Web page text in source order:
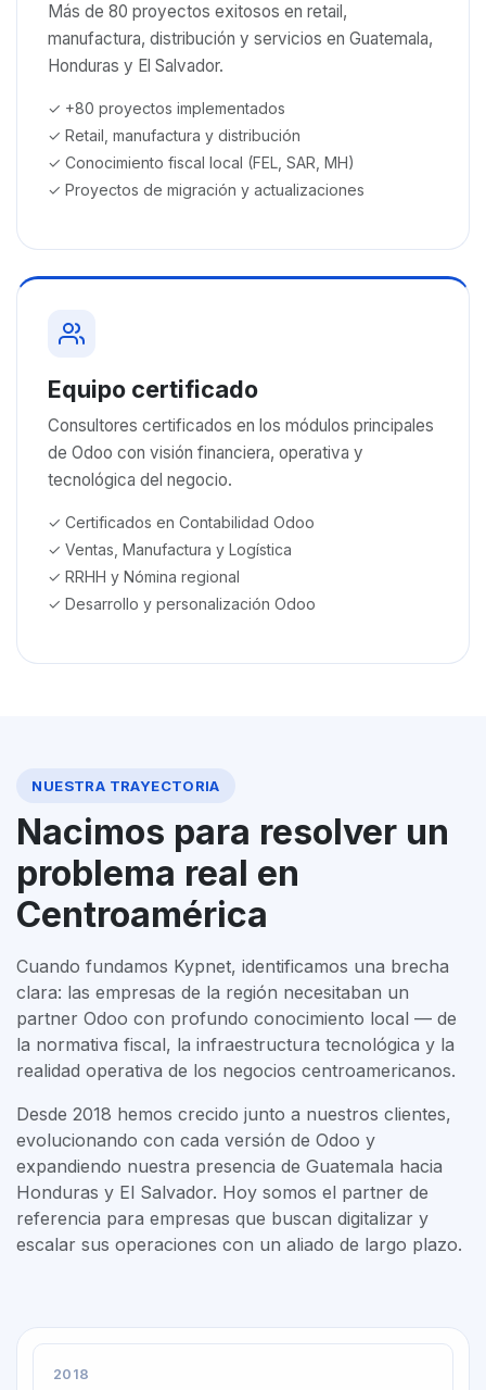
Más de 80 proyectos exitosos en retail,
manufactura, distribución y servicios en Guatemala,
Honduras y El Salvador.
✓ +80 proyectos implementados
✓ Retail, manufactura y distribución
✓ Conocimiento fiscal local (FEL, SAR, MH)
✓ Proyectos de migración y actualizaciones
Equipo certificado
Consultores certificados en los módulos principales
de Odoo con visión financiera, operativa y
tecnológica del negocio.
✓ Certificados en Contabilidad Odoo
✓ Ventas, Manufactura y Logística
✓ RRHH y Nómina regional
✓ Desarrollo y personalización Odoo
NUESTRA TRAYECTORIA
Nacimos para resolver un
problema real en
Centroamérica
Cuando fundamos Kypnet, identificamos una brecha
clara: las empresas de la región necesitaban un
partner Odoo con profundo conocimiento local — de
la normativa fiscal, la infraestructura tecnológica y la
realidad operativa de los negocios centroamericanos.
Desde 2018 hemos crecido junto a nuestros clientes,
evolucionando con cada versión de Odoo y
expandiendo nuestra presencia de Guatemala hacia
Honduras y El Salvador. Hoy somos el partner de
referencia para empresas que buscan digitalizar y
escalar sus operaciones con un aliado de largo plazo.
2018